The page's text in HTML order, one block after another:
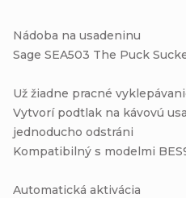
Nádoba na usadeninu
Sage SEA503 The Puck
Už žiadne pracné
Vytvorí podtlak na kávovú
jednoducho odstráni
Kompatibilný s modelmi
Automatická aktivácia